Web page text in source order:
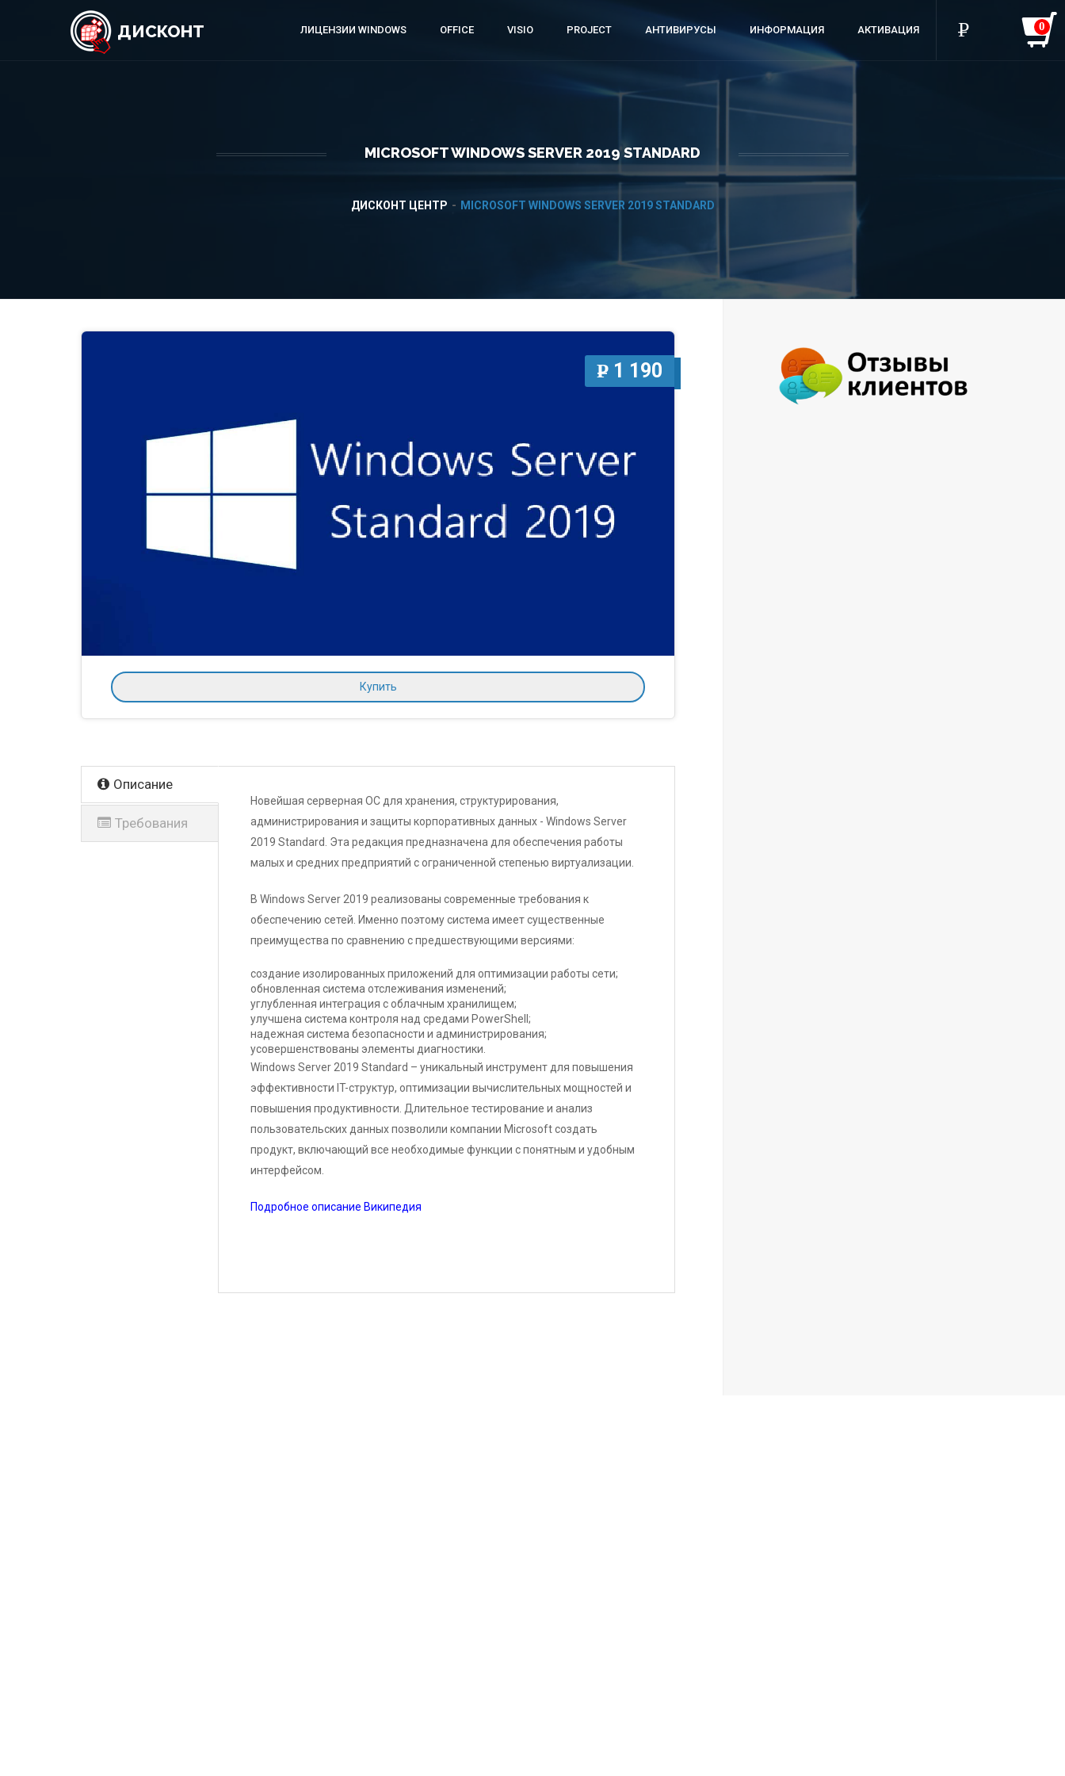
ДИСКОНТ 0
PУБ.
ЛИЦЕНЗИИ WINDOWS OFFICE VISIO PROJECT АНТИВИРУСЫ ИНФОРМАЦИЯ АКТИВАЦИЯ
MICROSOFT WINDOWS SERVER 2019 STANDARD
ДИСКОНТ ЦЕНТР MICROSOFT WINDOWS SERVER 2019 STANDARD
P 1 190
Купить
Описание
Требования
Новейшая серверная ОС для хранения, структурирования,
администрирования и защиты корпоративных данных - Windows Server
2019 Standard. Эта редакция предназначена для обеспечения работы
малых и средних предприятий с ограниченной степенью виртуализации.
В Windows Server 2019 реализованы современные требования к
обеспечению сетей. Именно поэтому система имеет существенные
преимущества по сравнению с предшествующими версиями:
создание изолированных приложений для оптимизации работы сети;
обновленная система отслеживания изменений;
углубленная интеграция с облачным хранилищем;
улучшена система контроля над средами PowerShell;
надежная система безопасности и администрирования;
усовершенствованы элементы диагностики.
Windows Server 2019 Standard – уникальный инструмент для повышения
эффективности IT-структур, оптимизации вычислительных мощностей и
повышения продуктивности. Длительное тестирование и анализ
пользовательских данных позволили компании Microsoft создать
продукт, включающий все необходимые функции с понятным и удобным
интерфейсом.
Подробное описание Википедия
Региональная Ключ может быть использован с любой точки
пользователей,
которые могут
использовать
Частные лица
Тип доставки На электронную почту
Язык
Все языки